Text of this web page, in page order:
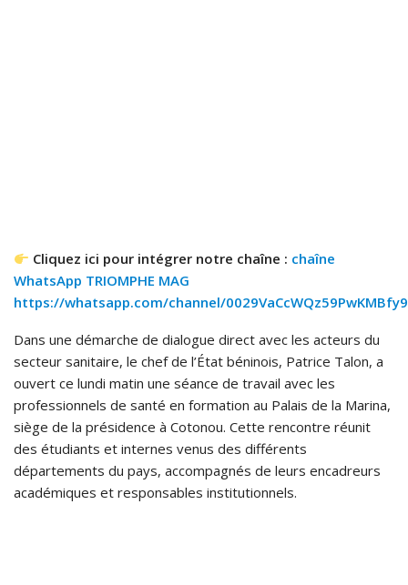
Cliquez ici pour intégrer notre chaîne : chaîne
WhatsApp TRIOMPHE MAG
https://whatsapp.com/channel/
Dans une démarche de dialogue direct avec les acteurs du
secteur sanitaire, le chef de l’État béninois, Patrice Talon, a
ouvert ce lundi matin une séance de travail avec les
professionnels de santé en formation au Palais de la Marina,
siège de la présidence à Cotonou. Cette rencontre réunit
des étudiants et internes venus des différents
départements du pays, accompagnés de leurs encadreurs
académiques et responsables institutionnels.